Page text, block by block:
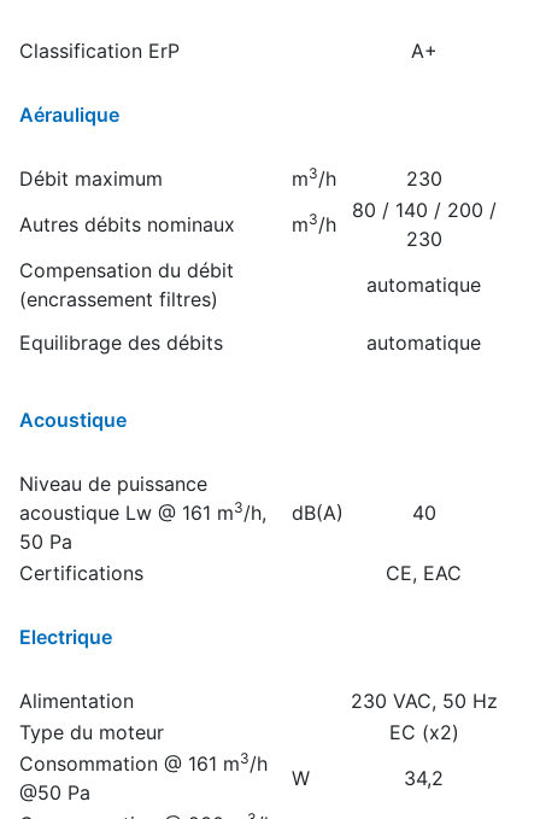
Classification ErP A+
Aéraulique
Débit maximum m3/h
230
Autres débits nominaux
m3/h
80 / 140 / 200 /
230
Compensation du débit
(encrassement filtres)
automatique
Equilibrage des débits automatique
Acoustique
Niveau de puissance
acoustique Lw @ 161 m3/h,
50 Pa
dB(A) 40
Certifications CE, EAC
Electrique
Alimentation
230 VAC, 50 Hz
Type du moteur
EC (x2)
Consommation @ 161 m3/h
@50 Pa
W
34,2